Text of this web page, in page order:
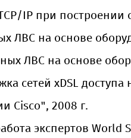
IP при построении
ЛВС на основе
ЛВС на основе
сетей xDSL
Cisco", 2008 г.
экспертов World